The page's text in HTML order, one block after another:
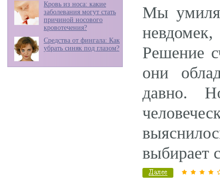
Кровь из носа: какие
заболевания могут стать
причиной носового
кровотечения?
Средства от фингала: Как
убрать синяк под глазом?
Мы
Решение
они
давно.
выбирает